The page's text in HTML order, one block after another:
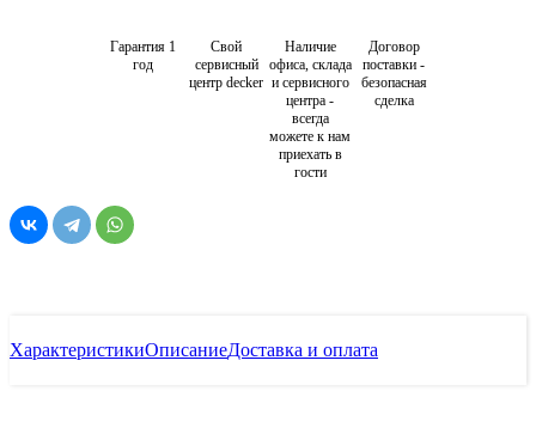
Гарантия 1
год
Свой
сервисный
центр decker
Наличие
офиса, склада
и сервисного
центра -
всегда
можете к нам
приехать в
гости
Договор
поставки -
безопасная
сделка
ХарактеристикиОписаниеДоставка и оплата